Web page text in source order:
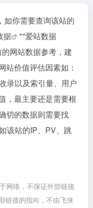
如你需要查询该站的
据 ""爱站数据
网站数据参考，建
站价值评估因素如：
录以及索引量、用户
，最主要还是需要根
切的数据则需要找
该站的IP、PV、跳
网络，不保证外部链接
链接的指向，不由飞侠